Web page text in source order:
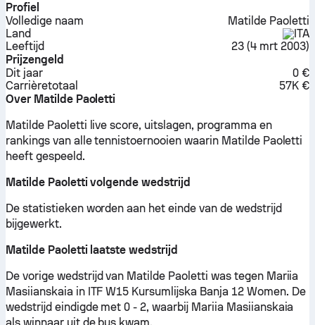
Profiel
Volledige naam
Matilde Paoletti
Land
ITA
Leeftijd
23 (4 mrt 2003)
Prijzengeld
Dit jaar
0 €
Carrière­totaal
57K €
Over Matilde Paoletti
Matilde Paoletti live score, uitslagen, programma en
rankings van alle tennistoernooien waarin Matilde Paoletti
heeft gespeeld.
Matilde Paoletti volgende wedstrijd
De statistieken worden aan het einde van de wedstrijd
bijgewerkt.
Matilde Paoletti laatste wedstrijd
De vorige wedstrijd van Matilde Paoletti was tegen Mariia
Masiianskaia in ITF W15 Kursumlijska Banja 12 Women. De
wedstrijd eindigde met 0 - 2, waarbij Mariia Masiianskaia